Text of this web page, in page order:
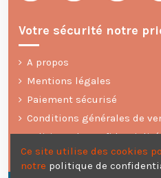
Votre sécurité notre
A propos
Mentions légales
Paiement sécurisé
Conditions générales de
Politique de confidentialité
Ce site utilise des cookies
notre politique de